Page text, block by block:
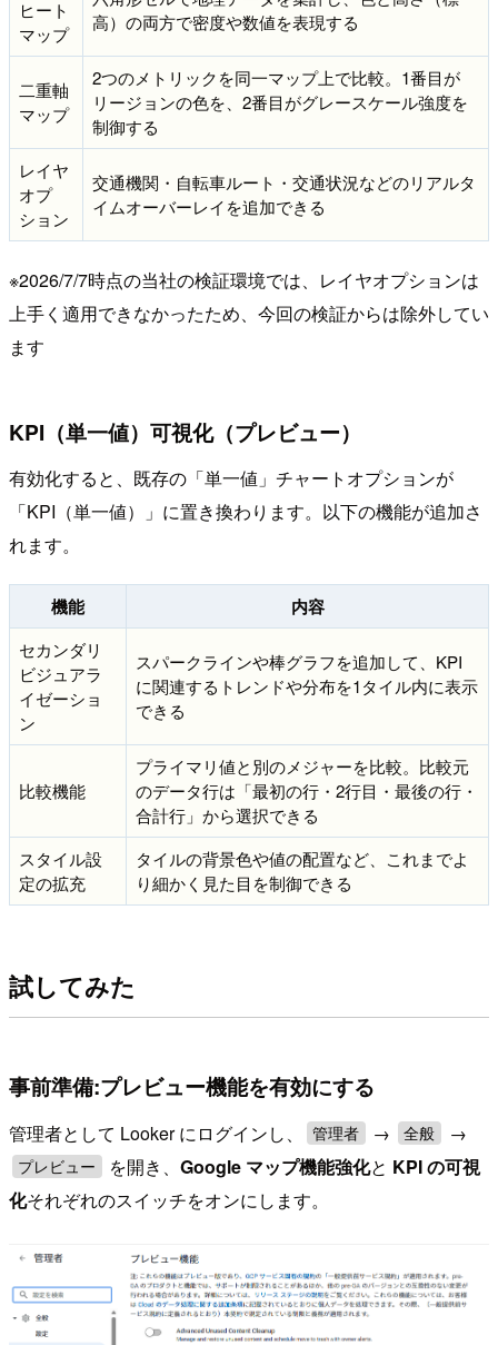
ヒート
マップ
高）の両方で密度や数値を表現する
二重軸
マップ
2つのメトリックを同一マップ上で比較。1番目が
リージョンの色を、2番目がグレースケール強度を
制御する
レイヤ
オプ
ション
交通機関・自転車ルート・交通状況などのリアルタ
イムオーバーレイを追加できる
※2026/7/7時点の当社の検証環境では、レイヤオプションは
上手く適用できなかったため、今回の検証からは除外してい
ます
KPI（単一値）可視化（プレビュー）
有効化すると、既存の「単一値」チャートオプションが
「KPI（単一値）」に置き換わります。以下の機能が追加さ
れます。
機能 内容
セカンダリ
ビジュアラ
イゼーショ
ン
スパークラインや棒グラフを追加して、KPI
に関連するトレンドや分布を1タイル内に表示
できる
比較機能
プライマリ値と別のメジャーを比較。比較元
のデータ行は「最初の行・2行目・最後の行・
合計行」から選択できる
スタイル設
定の拡充
タイルの背景色や値の配置など、これまでよ
り細かく見た目を制御できる
試してみた
事前準備:プレビュー機能を有効にする
管理者として Looker にログインし、 管理者 → 全般 →
プレビュー を開き、Google マップ機能強化と KPI の可視
化それぞれのスイッチをオンにします。